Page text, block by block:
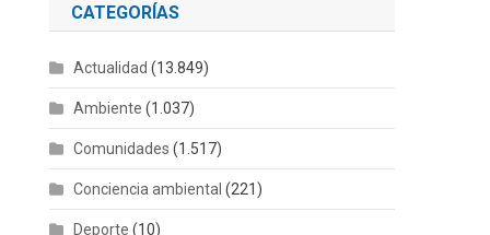
CATEGORÍAS
Actualidad (13.849)
Ambiente (1.037)
Comunidades (1.517)
Conciencia ambiental (221)
Deporte (10)